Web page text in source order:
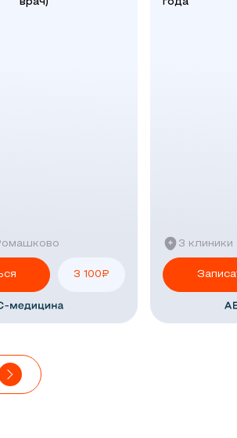
3 100₽
3 клиники